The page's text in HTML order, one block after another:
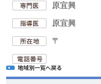
原宜興
原宜興
〒